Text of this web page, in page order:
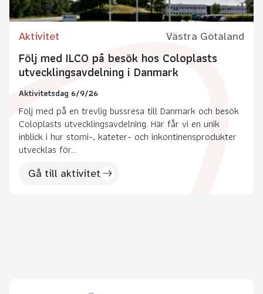
Aktivitet Västra Götaland
Följ med ILCO på besök hos Coloplasts
utvecklingsavdelning i Danmark
Aktivitetsdag 6/9/26
Följ med på en trevlig bussresa till Danmark och besök
Coloplasts utvecklingsavdelning. Här får vi en unik
inblick i hur stomi-, kateter- och inkontinensprodukter
utvecklas för...
Gå till aktivitet